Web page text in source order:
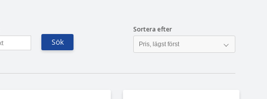
Sök
Sortera efter
Pris, lägst först